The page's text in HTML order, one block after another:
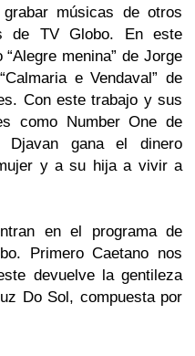
músicas de otros
de TV Globo. En este
“Alegre menina” deJorge
“Calmaria e Vendaval” de
. Con este trabajo y sus
como Number One de
Djavan gana el dinero
y a su hija a vivir a
en el programa de
Primero Caetano nos
devuelve la gentileza
Do Sol, compuesta por